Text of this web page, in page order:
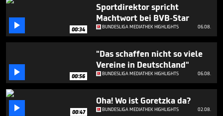
5
seconds
 00:34
Sportdirektor spricht
Machtwort bei BVB-Star
BUNDESLIGA MEDIATHEK HIGHLIGHTS 06.08.
 00:56
"Das schaffen nicht so viele
Vereine in Deutschland"
BUNDESLIGA MEDIATHEK HIGHLIGHTS 06.08.
 00:47
Oha! Wo ist Goretzka da?
BUNDESLIGA MEDIATHEK HIGHLIGHTS 02.08.